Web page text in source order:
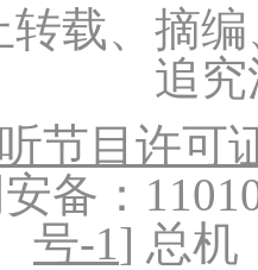
转载、摘
追
节目许可
备：
号-1] 总机